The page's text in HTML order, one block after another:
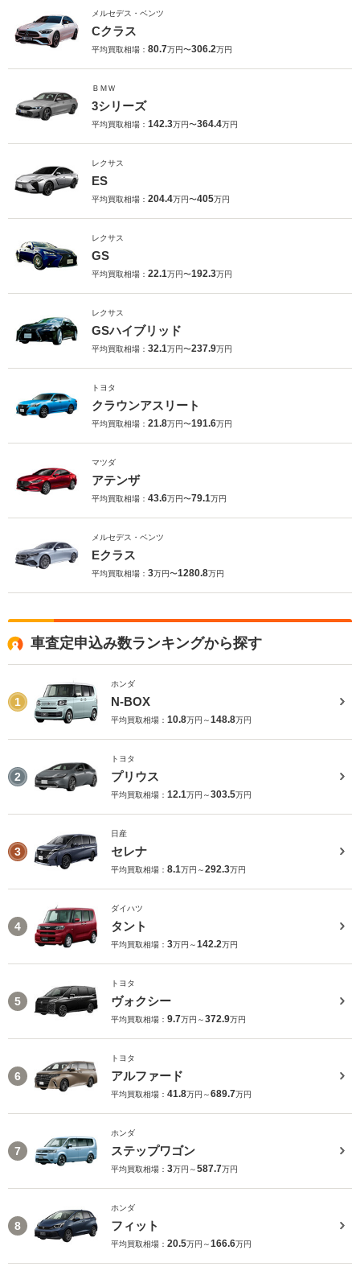
メルセデス・ベンツ
Cクラス
平均買取相場： 80.7万円〜306.2万円
ＢＭＷ
3シリーズ
平均買取相場： 142.3万円〜364.4万円
レクサス
ES
平均買取相場： 204.4万円〜405万円
レクサス
GS
平均買取相場： 22.1万円〜192.3万円
レクサス
GSハイブリッド
平均買取相場： 32.1万円〜237.9万円
トヨタ
クラウンアスリート
平均買取相場： 21.8万円〜191.6万円
マツダ
アテンザ
平均買取相場： 43.6万円〜79.1万円
メルセデス・ベンツ
Eクラス
平均買取相場： 3万円〜1280.8万円
車査定申込み数ランキングから探す
1
ホンダ
N-BOX
平均買取相場： 10.8万円～148.8万円
2
トヨタ
プリウス
平均買取相場： 12.1万円～303.5万円
3
日産
セレナ
平均買取相場： 8.1万円～292.3万円
4
ダイハツ
タント
平均買取相場： 3万円～142.2万円
5
トヨタ
ヴォクシー
平均買取相場： 9.7万円～372.9万円
6
トヨタ
アルファード
平均買取相場： 41.8万円～689.7万円
7
ホンダ
ステップワゴン
平均買取相場： 3万円～587.7万円
8
ホンダ
フィット
平均買取相場： 20.5万円～166.6万円